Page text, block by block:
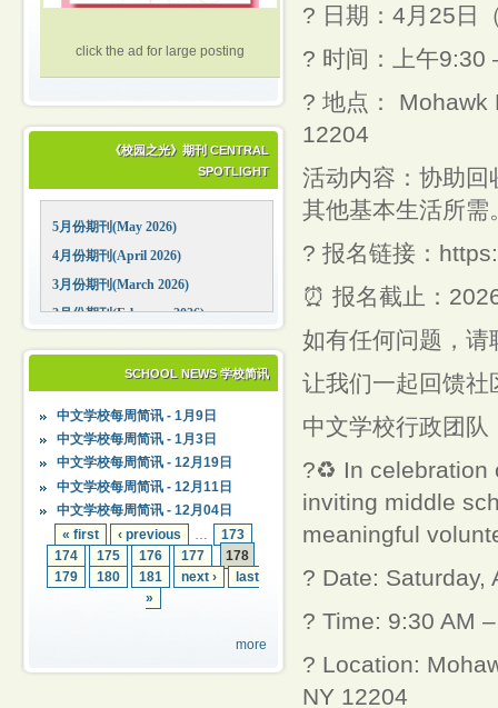
click the ad for large posting
《校园之光》期刊 CENTRAL
SPOTLIGHT
5月份期刊(May 2026)
4月份期刊(April 2026)
3月份期刊(March 2026)
2月份期刊(February 2026)
12月份期刊(December 2025)
10月份期刊(October 2025)
09月份期刊(September 2025)
SCHOOL NEWS 学校简讯
中文学校每周简讯 - 1月9日
中文学校每周简讯 - 1月3日
中文学校每周简讯 - 12月19日
中文学校每周简讯 - 12月11日
中文学校每周简讯 - 12月04日
« first
‹ previous …
173
174
175 176 177
178
179
180 181 next ›
last
»
more
? 日期：4月25日
? 时间：上午9:30
? 地点： Mohawk
12204
活动内容：协助回
其他基本生活所需
? 报名链接：
⏰ 报名截止：
如有任何问题，
让我们一起回馈社
中文学校行政团队
?♻️ In celebration
inviting middle
meaningful
? Date: Saturday,
? Time: 9:30 AM
? Location:
NY 12204